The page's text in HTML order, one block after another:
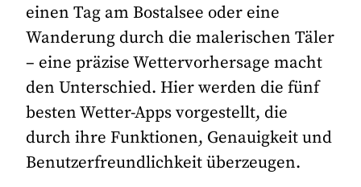
einen Tag am Bostalsee oder eine
Wanderung durch die malerischen Täler
– eine präzise Wettervorhersage macht
den Unterschied. Hier werden die fünf
besten Wetter-Apps vorgestellt, die
durch ihre Funktionen, Genauigkeit und
Benutzerfreundlichkeit überzeugen.